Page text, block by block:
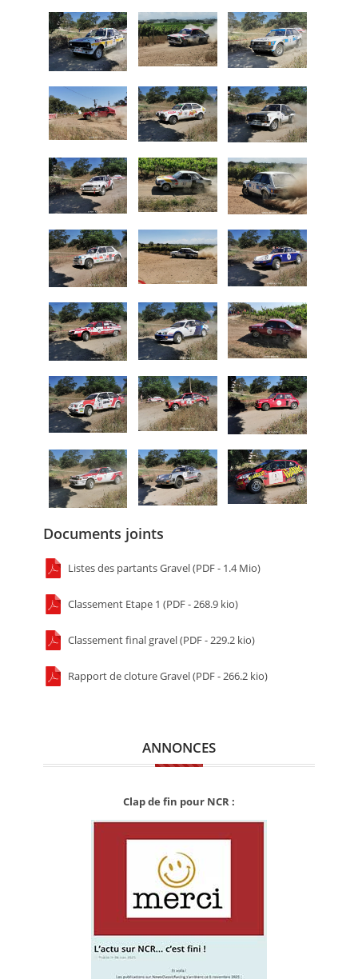
Documents joints
Listes des partants Gravel (PDF - 1.4 Mio)
Classement Etape 1 (PDF - 268.9 kio)
Classement final gravel (PDF - 229.2 kio)
Rapport de cloture Gravel (PDF - 266.2 kio)
ANNONCES
Clap de fin pour NCR :